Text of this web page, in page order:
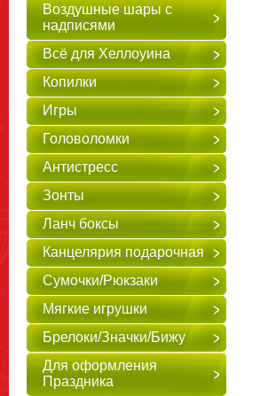
Воздушные шары с
надписями
Всё для Хеллоуина
Копилки
Игры
Головоломки
Антистресс
Зонты
Ланч боксы
Канцелярия подарочная
Сумочки/Рюкзаки
Мягкие игрушки
Брелоки/Значки/Бижу
Для оформления
Праздника